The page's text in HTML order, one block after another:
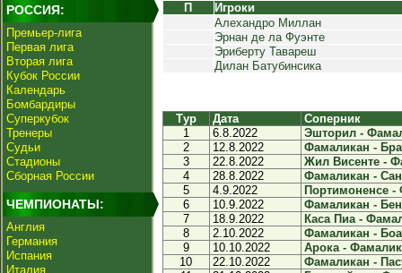
РОССИЯ:
Премьер-лига
Первая лига
Вторая лига
Кубок России
Календарь
Бомбардиры
Суперкубок
Тренеры
Судьи
Стадионы
Сборная России
ЧЕМПИОНАТЫ:
Англия
Германия
Испания
Италия
П
Игроки
Алехандро Миллан
Эрнан де ла Фуэнте
Эриберту Тавареш
Дилан Батубинсика
Тур Дата
Соперник
1
6.8.2022
Эшторил -
2
12.8.2022
Фамаликан -
3
22.8.2022
Жил Висенте -
4
28.8.2022
Фамаликан -
5
4.9.2022
Портимоненсе -
6
10.9.2022
Фамаликан -
7
18.9.2022
Каса Пиа -
8
2.10.2022
Фамаликан -
9
10.10.2022
Арока -
10
22.10.2022
Фамаликан -